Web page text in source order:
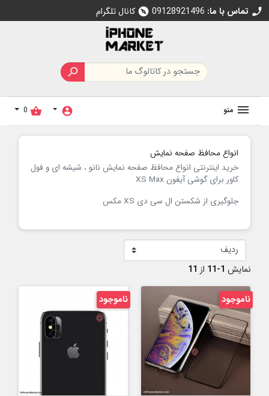
call تماس با ما: 09128921496
explore کانال تلگرام

منو account_circle
shopping_basket
0
انواع محافظ صفحه نمایش
خرید اینترنتی انواع محافظ صفحه نمایش نانو ، شیشه ای و فول
کاور برای گوشی آیفون XS Max
جلوگیری از شکستن ال سی دی XS مکس
نمایش 1-11 از 11
ناموجود ناموجود